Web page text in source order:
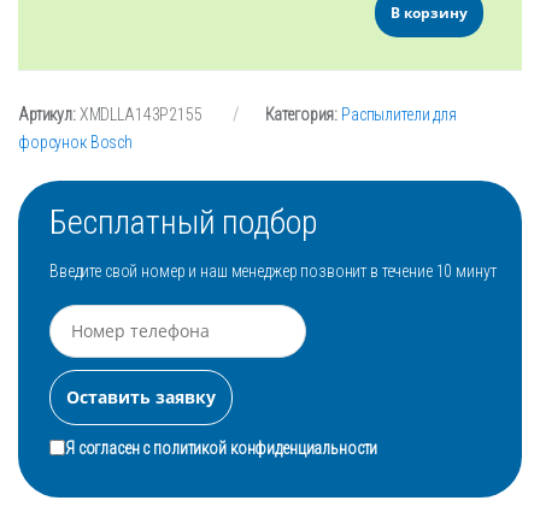
В корзину
Артикул:XMDLLA143P2155 Категория: Распылители для
форсунок Bosch
Бесплатный подбор
Введите свой номер и наш менеджер позвонит в течение 10 минут
Я согласен сполитикой конфиденциальности